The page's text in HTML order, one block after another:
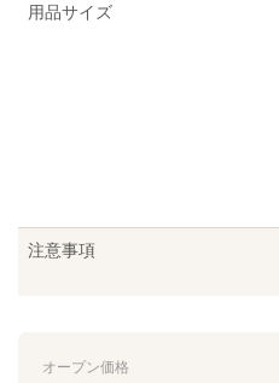
用品サイズ
注意事項
オープン価格